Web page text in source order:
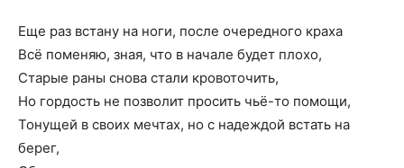
Еще раз встану на ноги, после очередного краха
Всё поменяю, зная, что в начале будет плохо,
Старые раны снова стали кровоточить,
Но гордость не позволит просить чьё-то помощи,
Тонущей в своих мечтах, но с надеждой встать на
берег,